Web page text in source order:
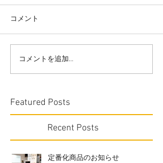
コメント
コメントを追加…
Featured Posts
Recent Posts
定番化商品のお知らせ